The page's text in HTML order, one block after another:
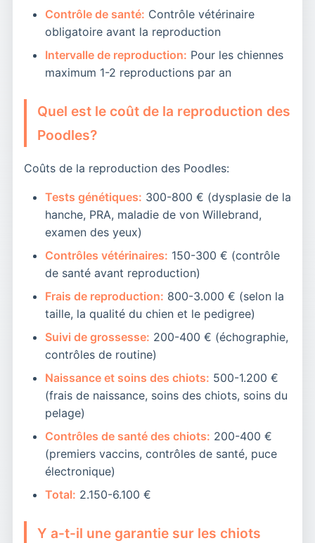
Contrôle de santé: Contrôle vétérinaire
obligatoire avant la reproduction
Intervalle de reproduction: Pour les chiennes
maximum 1-2 reproductions par an
Quel est le coût de la reproduction des
Poodles?
Coûts de la reproduction des Poodles:
Tests génétiques: 300-800 € (dysplasie de la
hanche, PRA, maladie de von Willebrand,
examen des yeux)
Contrôles vétérinaires: 150-300 € (contrôle
de santé avant reproduction)
Frais de reproduction: 800-3.000 € (selon la
taille, la qualité du chien et le pedigree)
Suivi de grossesse: 200-400 € (échographie,
contrôles de routine)
Naissance et soins des chiots: 500-1.200 €
(frais de naissance, soins des chiots, soins du
pelage)
Contrôles de santé des chiots: 200-400 €
(premiers vaccins, contrôles de santé, puce
électronique)
Total: 2.150-6.100 €
Y a-t-il une garantie sur les chiots